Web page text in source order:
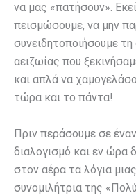
να μας «πατήσουν».
πεισμώσουμε, να μην
συνειδητοποιήσουμε
αειζωίας που
και απλά να
τώρα και το πάντα!
Πριν περάσουμε σε
διαλογισμό και εν ώρα
στον αέρα τα λόγια
συνομιλήτρια της